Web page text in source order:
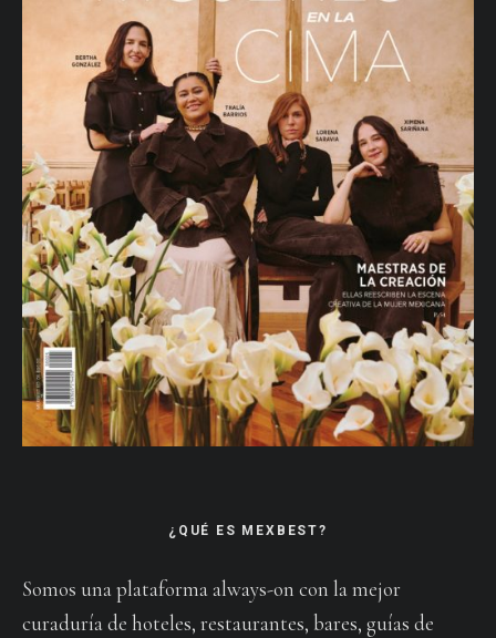
¿QUÉ ES MEXBEST?
Somos una plataforma always-on con la mejor
curaduría de hoteles, restaurantes, bares, guías de